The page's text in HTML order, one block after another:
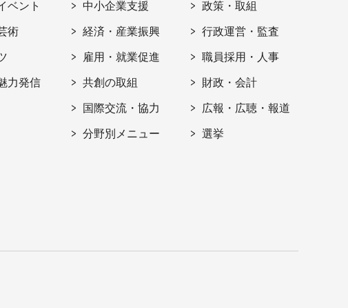
ベント
術
力発信
中小企業支援
経済・産業振興
雇用・就業促進
共創の取組
国際交流・協力
分野別メニュー
政策・取組
行政運営・監査
職員採用・人事
財政・会計
広報・広聴・報道
選挙